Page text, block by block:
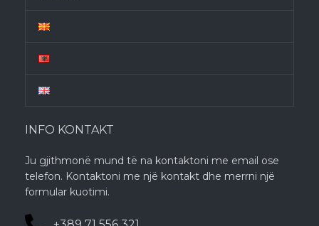
INFO KONTAKT
Ju gjithmonë mund të na kontaktoni me email ose
telefon. Kontaktoni me një kontakt dhe merrni një
formular kuotimi.